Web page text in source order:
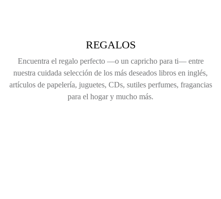
REGALOS
Encuentra el regalo perfecto —o un capricho para ti— entre
nuestra cuidada selección de los más deseados libros en inglés,
artículos de papelería, juguetes, CDs, sutiles perfumes, fragancias
para el hogar y mucho más.